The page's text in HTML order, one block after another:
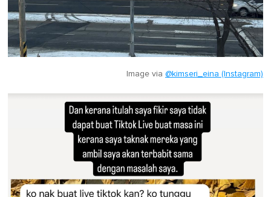
Image via @kimseri_eina (Instagram)